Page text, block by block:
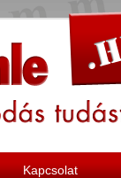
Kapcsolat